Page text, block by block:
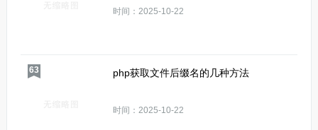
时间：2025-10-22
63 php获取文件后缀名的几种方法
时间：2025-10-22